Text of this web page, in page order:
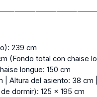
239 cm
(Fondo total con chaise
longue: 150 cm
| Altura del asiento: 38 cm
dormir): 125 × 195 cm